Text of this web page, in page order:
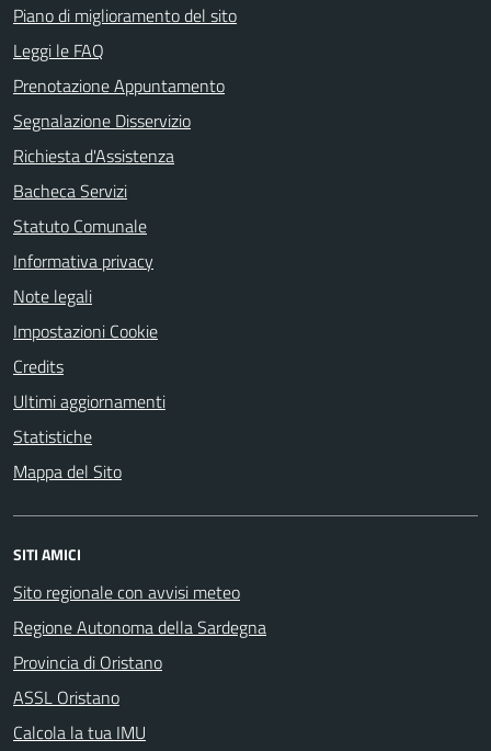
Piano di miglioramento del sito
Leggi le FAQ
Prenotazione Appuntamento
Segnalazione Disservizio
Richiesta d'Assistenza
Bacheca Servizi
Statuto Comunale
Informativa privacy
Note legali
Impostazioni Cookie
Credits
Ultimi aggiornamenti
Statistiche
Mappa del Sito
SITI AMICI
Sito regionale con avvisi meteo
Regione Autonoma della Sardegna
Provincia di Oristano
ASSL Oristano
Calcola la tua IMU